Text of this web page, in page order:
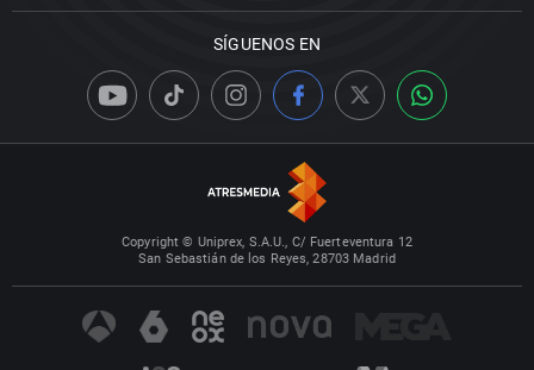
SÍGUENOS EN
Copyright © Uniprex, S.A.U., C/ Fuerteventura 12
San Sebastián de los Reyes, 28703 Madrid